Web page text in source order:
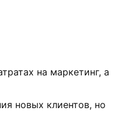
на маркетинг, а
новых клиентов, но